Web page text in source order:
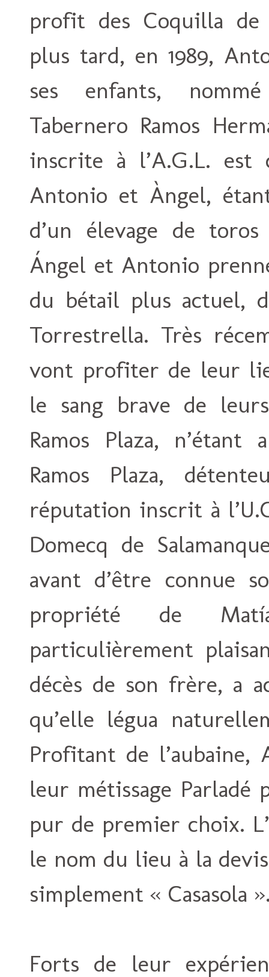
profit des Coquilla de
plus tard, en 1989,
ses enfants,
Tabernero Ramos
inscrite à l’A.G.L. est
Antonio et Àngel,
d’un élevage de
Ángel et Antonio
du bétail plus actuel,
Torrestrella. Très
vont profiter de leur
le sang brave de
Ramos Plaza,
Ramos Plaza,
réputation inscrit à
Domecq de
avant d’être connue
propriété de
particulièrement
décès de son frère, a
qu’elle légua
Profitant de
leur métissage
pur de premier choix.
le nom du lieu à la
simplement « Casasola
Forts de leur